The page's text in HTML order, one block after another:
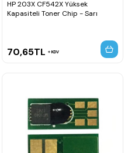
HP 203X CF542X Yüksek
Kapasiteli Toner Chip - Sarı
70,65TL KDV